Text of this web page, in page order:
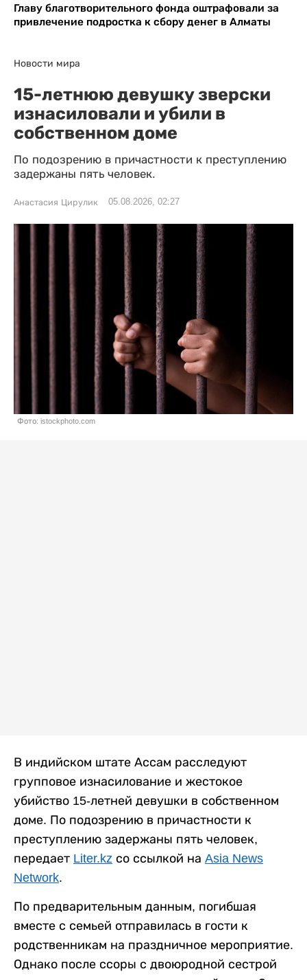
Главу благотворительного фонда оштрафовали за
привлечение подростка к сбору денег в Алматы
Новости мира
15-летнюю девушку зверски
изнасиловали и убили в
собственном доме
По подозрению в причастности к преступлению
задержаны пять человек.
Анастасия Цирулик 05.08.2026, 02:27
Фото: istockphoto.com
В индийском штате Ассам расследуют
групповое изнасилование и жестокое
убийство 15-летней девушки в собственном
доме. По подозрению в причастности к
преступлению задержаны пять человек,
передает Liter.kz со ссылкой на Asia News
Network.
По предварительным данным, погибшая
вместе с семьей отправилась в гости к
родственникам на праздничное мероприятие.
Однако после ссоры с двоюродной сестрой